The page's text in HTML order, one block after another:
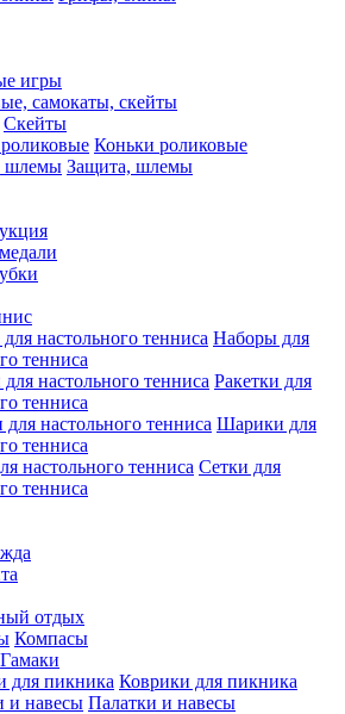
игры
самокаты, скейты
Скейты
Коньки роликовые
Защита, шлемы
медали
Наборы для
тенниса
Ракетки для
тенниса
Шарики для
тенниса
Сетки для
тенниса
отдых
Компасы
Гамаки
Коврики для пикника
Палатки и навесы